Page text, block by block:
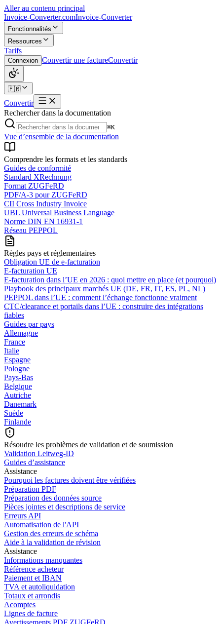
Aller au contenu principal
Invoice-Converter.comInvoice-Converter
Fonctionnalités
Ressources
Tarifs
Connexion Convertir une factureConvertir
🇫🇷
Convertir
Rechercher dans la documentation
⌘K
Vue d’ensemble de la documentation
Comprendre les formats et les standards
Guides de conformité
Standard XRechnung
Format ZUGFeRD
PDF/A-3 pour ZUGFeRD
CII Cross Industry Invoice
UBL Universal Business Language
Norme DIN EN 16931-1
Réseau PEPPOL
Règles pays et réglementaires
Obligation UE de e-facturation
E-facturation UE
E‑facturation dans l’UE en 2026 : quoi mettre en place (et pourquoi)
Playbook des principaux marchés UE (DE, FR, IT, ES, PL, NL)
PEPPOL dans l’UE : comment l’échange fonctionne vraiment
CTC/clearance et portails dans l’UE : construire des intégrations
fiables
Guides par pays
Allemagne
France
Italie
Espagne
Pologne
Pays-Bas
Belgique
Autriche
Danemark
Suède
Finlande
Résoudre les problèmes de validation et de soumission
Validation Leitweg-ID
Guides d’assistance
Assistance
Pourquoi les factures doivent être vérifiées
Préparation PDF
Préparation des données source
Pièces jointes et descriptions de service
Erreurs API
Automatisation de l'API
Gestion des erreurs de schéma
Aide à la validation de révision
Assistance
Informations manquantes
Référence acheteur
Paiement et IBAN
TVA et autoliquidation
Totaux et arrondis
Acomptes
Lignes de facture
Avertissements PDF ZUGFeRD